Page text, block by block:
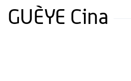
GUÈYE Cina